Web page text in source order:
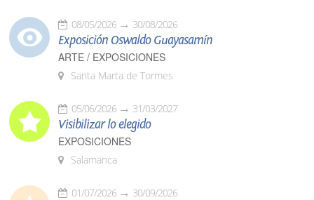
08/05/2026 30/08/2026
Exposición Oswaldo Guayasamín
ARTE / EXPOSICIONES
Santa Marta de Tormes
05/06/2026 31/03/2027
Visibilizar lo elegido
EXPOSICIONES
Salamanca
01/07/2026 30/09/2026